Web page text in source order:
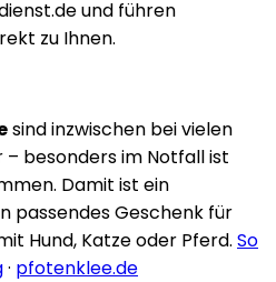
und führen
zu Ihnen.
sind inzwischen bei vielen
besonders im Notfall ist
Damit ist ein
passendes Geschenk für
Hund, Katze oder Pferd. So
· pfotenklee.de